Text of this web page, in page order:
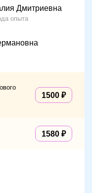
Дмитриевна
опыта
1500
1580